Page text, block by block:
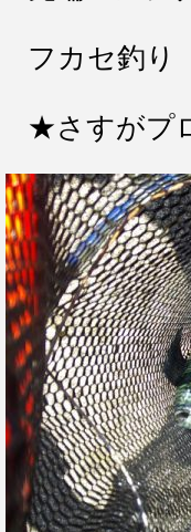
フカセ釣り
★さすがプ